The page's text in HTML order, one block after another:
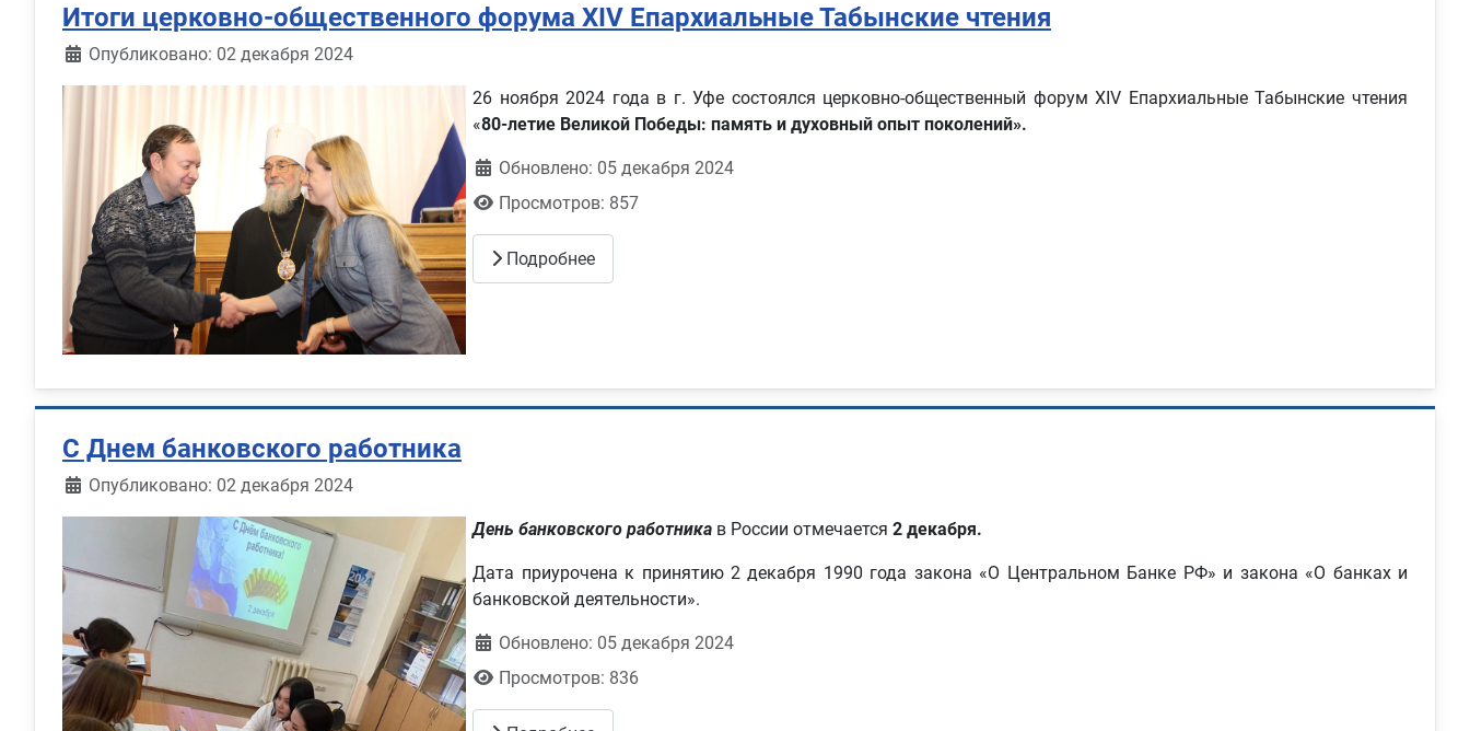
Итоги церковно-общественного форума ХIV Епархиальные Табынские чтения
Информация о материале
Опубликовано: 02 декабря 2024
26 ноября 2024 года в г. Уфе состоялся церковно-общественный форум ХIV Епархиальные Табынские чтения
«80-летие Великой Победы: память и духовный опыт поколений».
Обновлено: 05 декабря 2024
Просмотров: 857
Подробнее
С Днем банковского работника
Информация о материале
Опубликовано: 02 декабря 2024
День банковского работника в России отмечается2 декабря.
Дата приурочена к принятию 2 декабря 1990 года закона «О Центральном Банке РФ» и закона «О банках и
банковской деятельности».
Обновлено: 05 декабря 2024
Просмотров: 836